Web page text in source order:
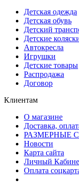
Детская одежда
Детская обувь
Детский
Детские
Автокресла
Игрушки
Детские товары
Распродажа
Договор
Клиентам
О магазине
Доставка,
РАЗМЕРНЫЕ
Новости
Карта сайта
Личный
Оплата